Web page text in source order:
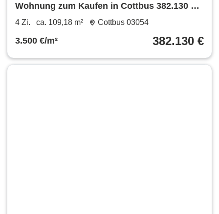
Wohnung zum Kaufen in Cottbus 382.130 €
109.18 m²
4 Zi. ca. 109,18 m² Cottbus 03054
3.500 €/m² 382.130 €